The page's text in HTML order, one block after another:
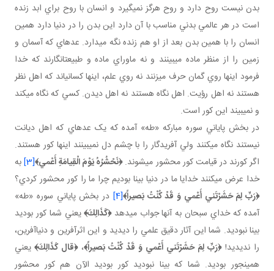
بدن نيست روح دارد و روح هرگز نمي گيرد و انسان با روح براي ابد زنده
است در هر عالمي بدني مناسب با آن دارد اين بدن را در دنيا دارد همين
انسان را با همين بدن بعد از او هم زنده نگه مي دارد. عده اي که آسمان و
زمين را از منظر ماده مي بينند و نه ماوراي ماده و طبيعت انگارند که خدا
فرمود اينها روي گمان حرف مي زنند نه روي علم، اينها کسانياند که اهل نظر
هستند نه اهل رؤيت. اهل نگاه هستند نه اهل ديدن. کسي که نگاه مي کند
و نمي بيند اين کور است.
در بخش پاياني سوره مبارکه «طه» آمده که يک عده اي که اهل ديانت
نيستند نگاه مي کنند ولي آفريدگار را با چشم دل نمي بينند اينها کور هستند.
اگر کورند در قيامت کور محشور مي شوند.﴿نَحْشُرُهُ يَوْمَ الْقِيامَةِ أَعْمي﴾[3] به
خدا عرض مي کنند خدايا ما در دنيا بينا بوديم چرا ما را کور محشور کردي؟
﴿رَبِّ لِمَ حَشَرْتَني‏ أَعْمي‏ وَ قَدْ كُنْتُ بَصيراً﴾[4]
در بخش پاياني سوره «طه»
آمده که خداي سبحان به آنها جواب مي دهد﴿كَذَالِكَ﴾يعني شما کور بوديد
بينا نبوديد. شما اين آثار دقيق علمي را ديديد و اين اثرآفرين و دنياآفرين،
را نديديد!﴿رَبِّ لِمَ حَشَرْتَني‏ أَعْمي‏ وَ قَدْ كُنْتُ بَصيراً﴾،﴿قال كَذَالِكَ﴾ يعني
همين جور بوديد. شما که بينا نبوديد کور بوديد الآن هم کور محشور